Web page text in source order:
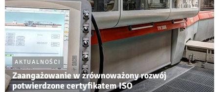
AKTUALNOŚCI
Zaangażowanie w zrównoważony rozwój
potwierdzone certyfikatem ISO